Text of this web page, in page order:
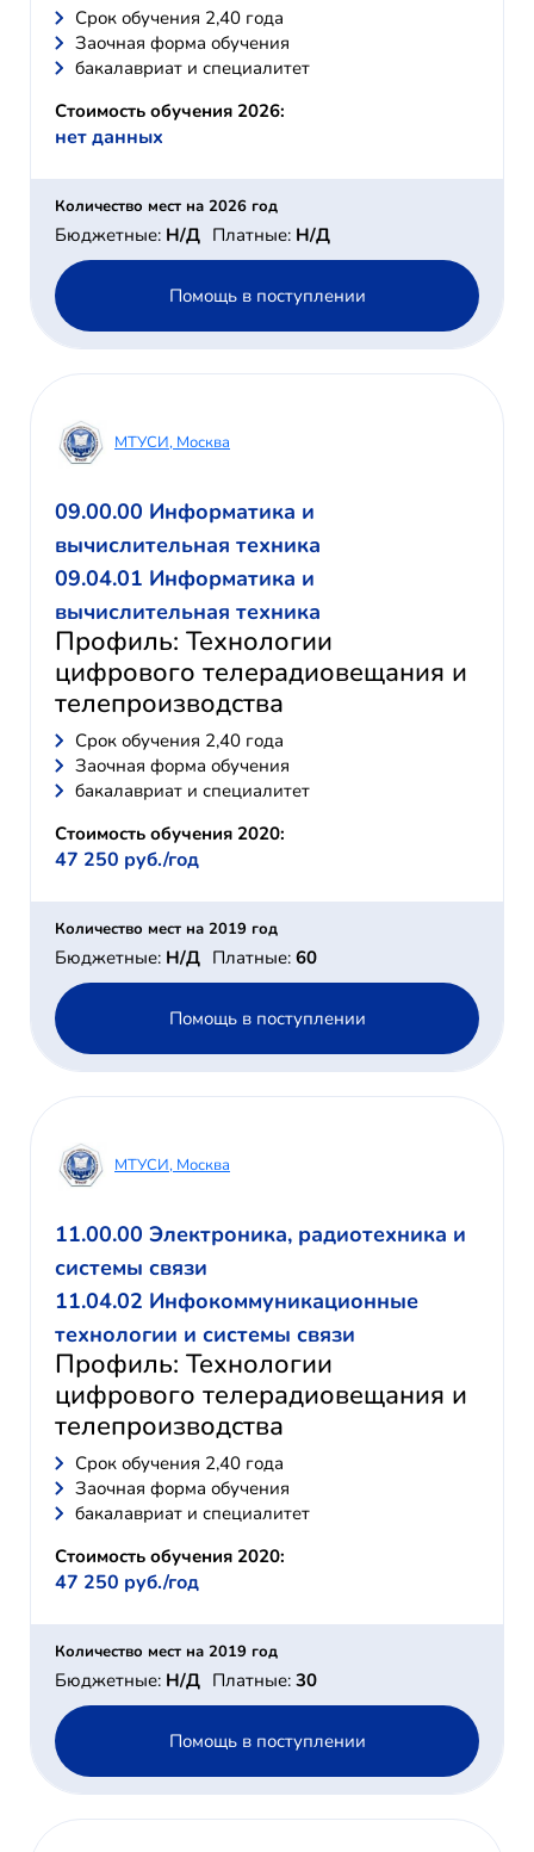
Cрок обучения 2,40 года
Заочная форма обучения
бакалавриат и специалитет
Стоимость обучения 2026:
нет данных
Количество мест на 2026 год
Бюджетные: Н/Д Платные: Н/Д
Помощь в поступлении
МТУСИ, Москва
09.00.00 Информатика и
вычислительная техника
09.04.01 Информатика и
вычислительная техника
Профиль: Технологии
цифрового телерадиовещания и
телепроизводства
Cрок обучения 2,40 года
Заочная форма обучения
бакалавриат и специалитет
Стоимость обучения 2020:
47 250 руб./год
Количество мест на 2019 год
Бюджетные: Н/Д Платные: 60
Помощь в поступлении
МТУСИ, Москва
11.00.00 Электроника, радиотехника и
системы связи
11.04.02 Инфокоммуникационные
технологии и системы связи
Профиль: Технологии
цифрового телерадиовещания и
телепроизводства
Cрок обучения 2,40 года
Заочная форма обучения
бакалавриат и специалитет
Стоимость обучения 2020:
47 250 руб./год
Количество мест на 2019 год
Бюджетные: Н/Д Платные: 30
Помощь в поступлении